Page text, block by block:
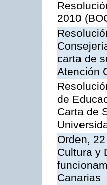
2010
carta de
Atención
de
Carta de
Orden,
Cultura y
Canarias